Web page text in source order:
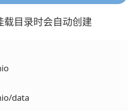
目录时会自动创建
data